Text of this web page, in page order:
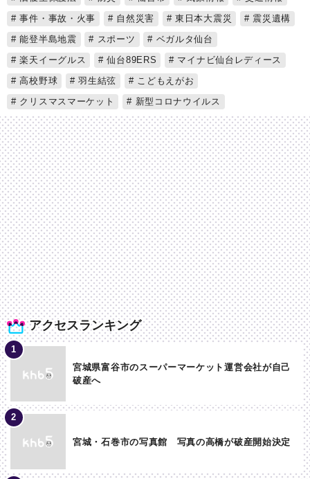
アクセスランキング
宮城県富谷市のスーパーマーケット運営会社が自己
破産へ
宮城・石巻市の写真館 写真の高橋が破産開始決定
事件・事故・火事
自然災害 東日本大震災
震災遺構
能登半島地震
スポーツ
ベガルタ仙台
楽天イーグルス
仙台89ERS
マイナビ仙台レディース
高校野球
羽生結弦
こどもえがお
クリスマスマーケット
新型コロナウイルス